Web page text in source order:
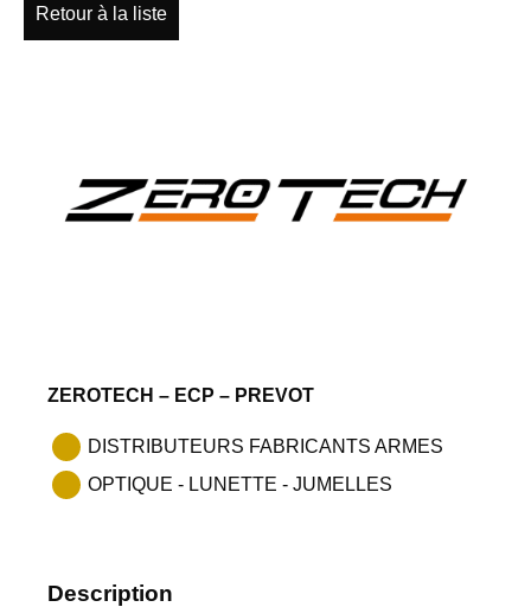
Retour à la liste
ZEROTECH – ECP – PREVOT
DISTRIBUTEURS FABRICANTS ARMES
OPTIQUE - LUNETTE - JUMELLES
Description